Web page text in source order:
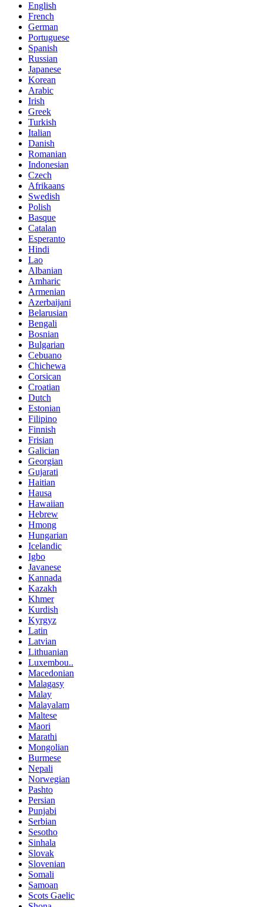
English
French
German
Portuguese
Spanish
Russian
Japanese
Korean
Arabic
Irish
Greek
Turkish
Italian
Danish
Romanian
Indonesian
Czech
Afrikaans
Swedish
Polish
Basque
Catalan
Esperanto
Hindi
Lao
Albanian
Amharic
Armenian
Azerbaijani
Belarusian
Bengali
Bosnian
Bulgarian
Cebuano
Chichewa
Corsican
Croatian
Dutch
Estonian
Filipino
Finnish
Frisian
Galician
Georgian
Gujarati
Haitian
Hausa
Hawaiian
Hebrew
Hmong
Hungarian
Icelandic
Igbo
Javanese
Kannada
Kazakh
Khmer
Kurdish
Kyrgyz
Latin
Latvian
Lithuanian
Luxembou..
Macedonian
Malagasy
Malay
Malayalam
Maltese
Maori
Marathi
Mongolian
Burmese
Nepali
Norwegian
Pashto
Persian
Punjabi
Serbian
Sesotho
Sinhala
Slovak
Slovenian
Somali
Samoan
Scots Gaelic